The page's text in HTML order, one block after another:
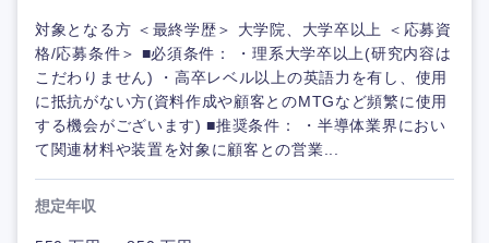
対象となる方 ＜最終学歴＞ 大学院、大学卒以上 ＜応募資
格/応募条件＞ ■必須条件： ・理系大学卒以上(研究内容は
こだわりません) ・高卒レベル以上の英語力を有し、使用
に抵抗がない方(資料作成や顧客とのMTGなど頻繁に使用
する機会がございます) ■推奨条件： ・半導体業界におい
て関連材料や装置を対象に顧客との営業...
想定年収